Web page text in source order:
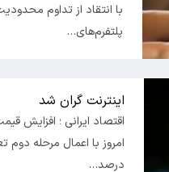
با انتقاد از تداوم
پلتفرم‌های…
اینترنت گران شد
اقتصاد ایرانی ؛ افزایش
درصد…